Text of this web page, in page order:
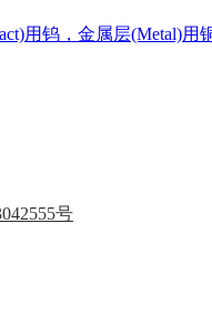
用钨，金属层(Metal)用
号